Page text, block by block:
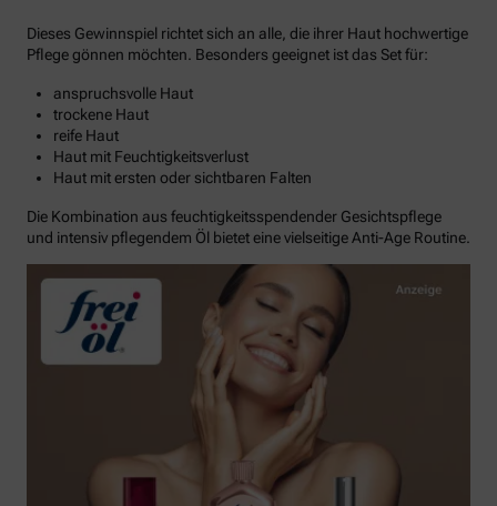
Dieses Gewinnspiel richtet sich an alle, die ihrer Haut hochwertige
Pflege gönnen möchten. Besonders geeignet ist das Set für:
anspruchsvolle Haut
trockene Haut
reife Haut
Haut mit Feuchtigkeitsverlust
Haut mit ersten oder sichtbaren Falten
Die Kombination aus feuchtigkeitsspendender Gesichtspflege
und intensiv pflegendem Öl bietet eine vielseitige Anti-Age Routine.